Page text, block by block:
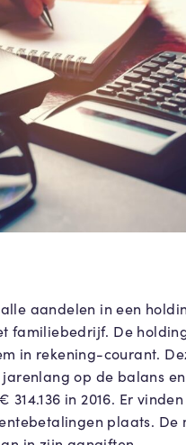
aandelen in een
familiebedrijf. De
in rekening-courant.
op de balans
in 2016. Er
plaats. De